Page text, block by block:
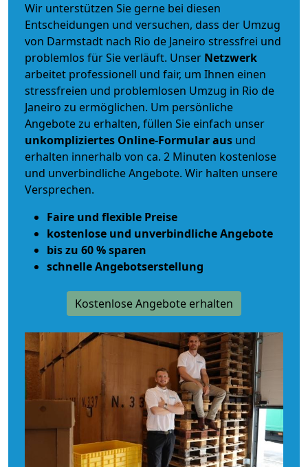
Wir unterstützen Sie gerne bei diesen
Entscheidungen und versuchen, dass der Umzug
von Darmstadt nach Rio de Janeiro stressfrei und
problemlos für Sie verläuft. Unser Netzwerk
arbeitet professionell und fair, um Ihnen einen
stressfreien und problemlosen Umzug in Rio de
Janeiro zu ermöglichen. Um persönliche
Angebote zu erhalten, füllen Sie einfach unser
unkompliziertes Online-Formular aus und
erhalten innerhalb von ca. 2 Minuten kostenlose
und unverbindliche Angebote. Wir halten unsere
Versprechen.
Faire und flexible Preise
kostenlose und unverbindliche Angebote
bis zu 60 % sparen
schnelle Angebotserstellung
Kostenlose Angebote erhalten